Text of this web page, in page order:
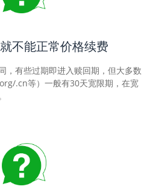
不能正常价格续费
，有些过期即进入赎回期，但大多数
.cn等）一般有30天宽限期，在宽